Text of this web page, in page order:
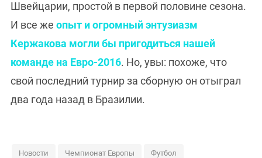
Швейцарии, простой в первой половине сезона.
И все же опыт и огромный энтузиазм
Кержакова могли бы пригодиться нашей
команде на Евро-2016. Но, увы: похоже, что
свой последний турнир за сборную он отыграл
два года назад в Бразилии.
Новости Чемпионат Европы Футбол